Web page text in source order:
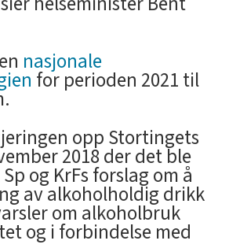
nasjonale
for perioden 2021 til
opp Stortingets
2018 der det ble
og KrFs forslag om å
av alkoholholdig drikk
om alkoholbruk
og i forbindelse med